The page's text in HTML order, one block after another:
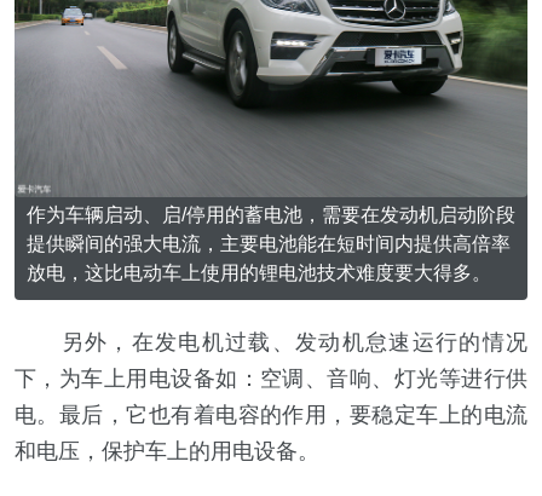
作为车辆启动、启/停用的蓄电池，需要在发动机启动阶段
提供瞬间的强大电流，主要电池能在短时间内提供高倍率
放电，这比电动车上使用的锂电池技术难度要大得多。
另外，在发电机过载、发动机怠速运行的情况
下，为车上用电设备如：空调、音响、灯光等进行供
电。最后，它也有着电容的作用，要稳定车上的电流
和电压，保护车上的用电设备。